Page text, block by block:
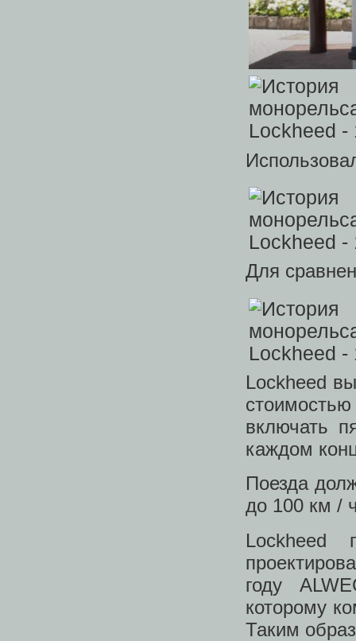
Для
Lockheed
включать
каждом
Поезда
до 100 км /
Lockheed
году
которому
Таким